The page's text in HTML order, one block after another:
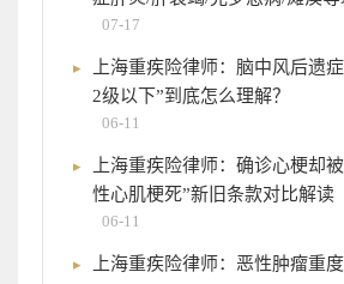
07-17
上海重疾险律师：脑中风后遗
2级以下”到底怎么理解？
06-11
上海重疾险律师：确诊心梗却
性心肌梗死”新旧条款对比解读
06-11
上海重疾险律师：恶性肿瘤重